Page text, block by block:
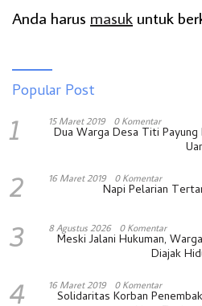
Anda harus masuk untuk
Popular Post
1 15 Maret 2019 0 Komentar
Dua Warga Desa Titi
2 16 Maret 2019 0 Komentar
Napi Pelarian
3 8 Agustus 2026 0 Komentar
Meski Jalani Hukuman,
Diajak
16 Maret 2019 0 Komentar
Solidaritas Korban